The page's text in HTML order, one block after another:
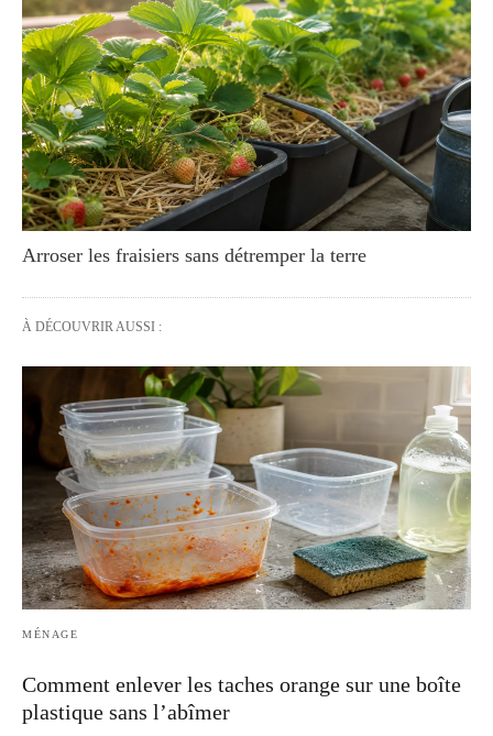
Arroser les fraisiers sans détremper la terre
À DÉCOUVRIR AUSSI :
MÉNAGE
Comment enlever les taches orange sur une boîte
plastique sans l’abîmer